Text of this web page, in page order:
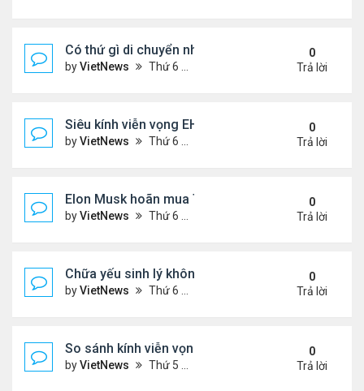
Có thứ gì di chuyển nhanh hơn ánh sáng không?
byVietNews Thứ 6 Tháng 5 13, 2022 2:20 pm
0
Trả lời
Siêu kính viễn vọng EHT chụp ảnh hố đen như thế
byVietNews Thứ 6 Tháng 5 13, 2022 12:54 pm
0
Trả lời
Elon Musk hoãn mua Twitter
byVietNews Thứ 6 Tháng 5 13, 2022 12:51 pm
0
Trả lời
Chữa yếu sinh lý không dùng thuốc
byVietNews Thứ 6 Tháng 5 13, 2022 12:40 pm
0
Trả lời
So sánh kính viễn vọng không gian của Trung
byVietNews Thứ 5 Tháng 5 12, 2022 6:06 pm
0
Trả lời